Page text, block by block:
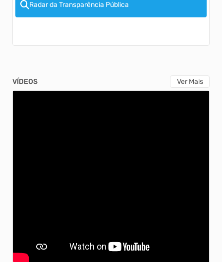
Radar da Transparência Pública
VÍDEOS Ver Mais